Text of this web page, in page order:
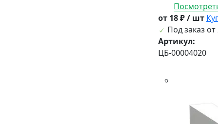
от 18 ₽ / шт
Под заказ от
Артикул:
ЦБ-00004020